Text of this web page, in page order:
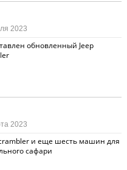
обновленный Jeep
2023
и еще шесть машин для
сафари
2023